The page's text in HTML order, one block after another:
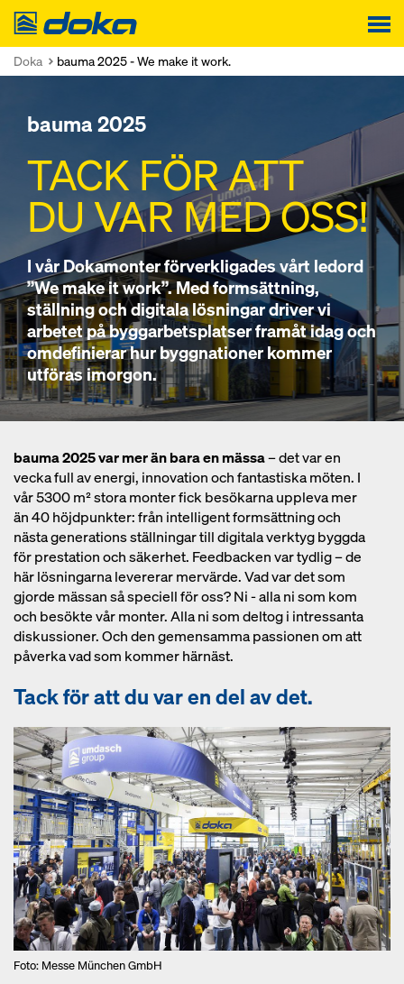
Doka
Doka bauma 2025 - We make it work.
bauma 2025
TACK FÖR ATT
DU VAR MED OSS!
I vår Dokamonter förverkligades vårt ledord
”We make it work”. Med formsättning,
ställning och digitala lösningar driver vi
arbetet på byggarbetsplatser framåt idag och
omdefinierar hur byggnationer kommer
utföras imorgon.
bauma 2025 var mer än bara en mässa– det var en
vecka full av energi, innovation och fantastiska möten. I
vår 5300 m² stora monter fick besökarna uppleva mer
än 40 höjdpunkter: från intelligent formsättning och
nästa generations ställningar till digitala verktyg byggda
för prestation och säkerhet. Feedbacken var tydlig – de
här lösningarna levererar mervärde. Vad var det som
gjorde mässan så speciell för oss? Ni - alla ni som kom
och besökte vår monter. Alla ni som deltog i intressanta
diskussioner. Och den gemensamma passionen om att
påverka vad som kommer härnäst.
Tack för att duvar en del av det.
Foto: Messe München GmbH